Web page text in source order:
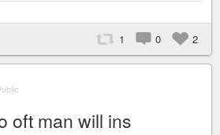
1 0 2
oft man will ins